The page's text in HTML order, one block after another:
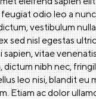
feugiat odio leo a
vestibulum
sed nisl egestas
vitae
nibh nec,
leo nisi, blandit eu
Etiam ac dolor